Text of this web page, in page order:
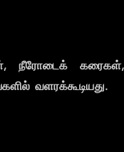
நீரோடைக்கரைகள்,
வளரக்கூடியது.